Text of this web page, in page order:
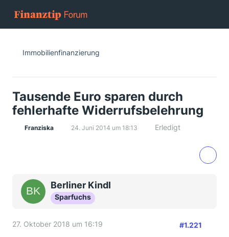
Immobilienfinanzierung
Tausende Euro sparen durch
fehlerhafte Widerrufsbelehrung
Franziska 24. Juni 2014 um 18:13 Erledigt
Berliner Kindl
Sparfuchs
27. Oktober 2018 um 16:19 #1.221